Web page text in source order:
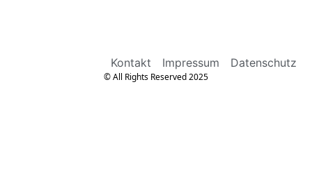
Kontakt Impressum Datenschutz
© All Rights Reserved 2025